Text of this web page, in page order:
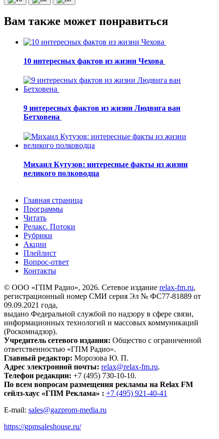
Вам также может понравиться
10 интересных фактов из жизни Чехова
9 интересных фактов из жизни Людвига ван
Бетховена
Михаил Кутузов: интересные факты из жизни
великого полководца
Главная страница
Программы
Читать
Релакс. Потоки
Рубрики
Акции
Плейлист
Вопрос-ответ
Контакты
© ООО «ГПМ Радио», 2026. Сетевое издание relax-fm.ru,
регистрационный номер СМИ серия Эл № ФС77-81889 от
09.09.2021 года,
выдано Федеральной службой по надзору в сфере связи,
информационных технологий и массовых коммуникаций
(Роскомнадзор).
Учредитель сетевого издания: Общество с ограниченной
ответственностью «ГПМ Радио».
Главный редактор: Морозова Ю. П.
Адрес электронной почты: relax@relax-fm.ru.
Телефон редакции: +7 (495) 730-10-10.
По всем вопросам размещения рекламы на Relax FM
сейлз-хаус «ГПМ Реклама» : +7 (495) 921-40-41
E-mail: sales@gazprom-media.ru
https://gpmsaleshouse.ru/